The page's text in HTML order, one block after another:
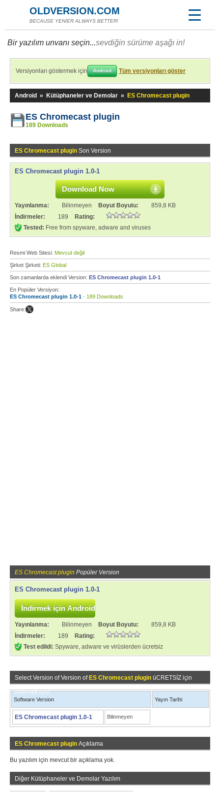
OLDVERSION.COM
BECAUSE YENİER ALWAYS BETTER!
Bir yazılım unvanı seçin...sevdiğin sürüme aşağı in!
Versiyonları göstermek için Android Tüm versiyonları göster
Android » Kütüphaneler ve Demolar » ES Chromecast plugin
ES Chromecast plugin
189 Downloads
ES Chromecast plugin Son Version
ES Chromecast plugin 1.0-1
Download Now
Yayınlanma: Bilinmeyen Boyut Boyutu:
859,8 KB
İndirmeler:
189
Rating:
Tested: Free from spyware, adware and viruses
Resmi Web Sitesi: Mevcut değil
Şirket Şirketi: ES Global
Son zamanlarda eklendi Version: ES Chromecast plugin 1.0-1
En Popüler Versiyon:
ES Chromecast plugin 1.0-1 - 189 Downloads
Share:
ES Chromecast plugin Popüler Version
ES Chromecast plugin 1.0-1
Yayınlanma: Bilinmeyen Boyut Boyutu:
859,8 KB
İndirmeler:
189
Rating:
Test edildi: Spyware, adware ve virüslerden ücretsiz
Select Version of Version of ES Chromecast plugin üCRETSİZ için
indirmek için!
Software Version Yayın Tarihi
ES Chromecast plugin 1.0-1 Bilinmeyen
ES Chromecast plugin Açıklama
Bu yazılım için mevcut bir açıklama yok.
Diğer Kütüphaneler ve Demolar Yazılım